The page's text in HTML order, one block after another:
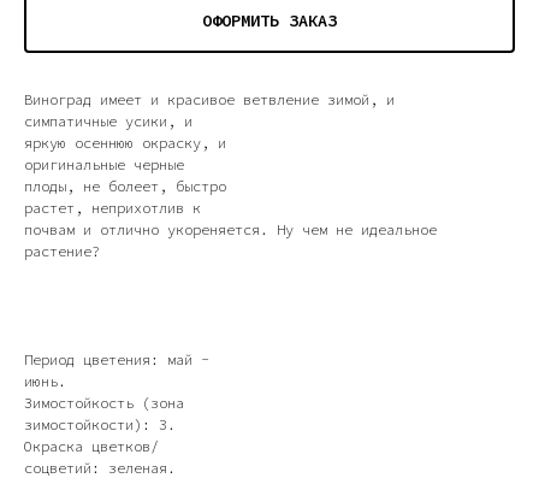
ОФОРМИТЬ ЗАКАЗ
Виноград имеет и красивое ветвление зимой, и
симпатичные усики, и
яркую осеннюю окраску, и
оригинальные черные
плоды, не болеет, быстро
растет, неприхотлив к
почвам и отлично укореняется. Ну чем не идеальное
растение?
Период цветения: май -
июнь.
Зимостойкость (зона
зимостойкости): 3.
Окраска цветков/
соцветий: зеленая.